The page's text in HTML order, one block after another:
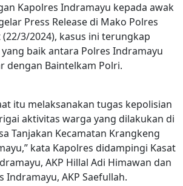
Kapolres Indramayu kepada awak
Press Release di Mako Polres
3/2024), kasus ini terungkap
baik antara Polres Indramayu
dengan Baintelkam Polri.
itu melaksanakan tugas kepolisian
aktivitas warga yang dilakukan di
Tanjakan Kecamatan Krangkeng
kata Kapolres didampingi Kasat
AKP Hillal Adi Himawan dan
Indramayu, AKP Saefullah.